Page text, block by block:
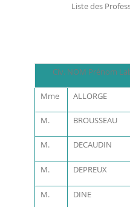
Liste des
Civ. NOM Prénom
Mme ALLORGE
M. BROUSSEAU
M. DECAUDIN
M. DEPREUX
M. DINE